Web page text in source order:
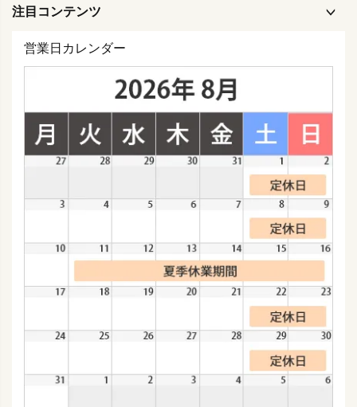
注目コンテンツ
営業日カレンダー